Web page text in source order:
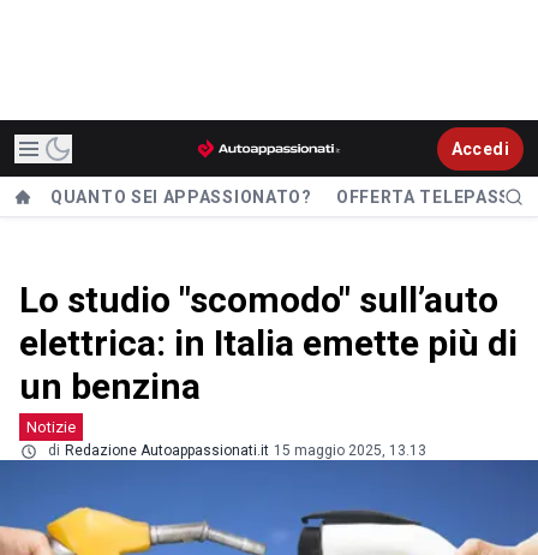
Accedi
QUANTO SEI APPASSIONATO? OFFERTA TELEPASS
Lo studio "scomodo" sull’auto
elettrica: in Italia emette più di
un benzina
Notizie
di Redazione Autoappassionati.it 15 maggio 2025, 13.13